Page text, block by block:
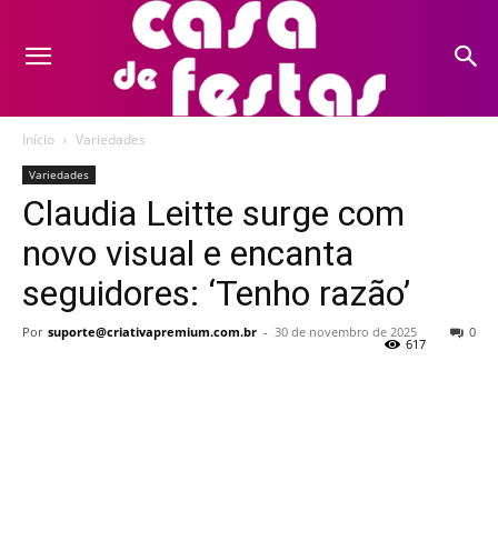
Início Variedades
Variedades
Claudia Leitte surge com
novo visual e encanta
seguidores: ‘Tenho razão’
Por suporte@criativapremium.com.br - 30 de novembro de 2025 0
617